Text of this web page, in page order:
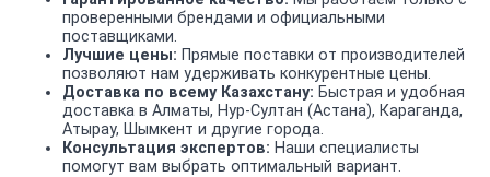
проверенными брендами и официальными
поставщиками.
Лучшие цены: Прямые поставки от производителей
позволяют нам удерживать конкурентные цены.
Доставка по всему Казахстану: Быстрая и удобная
доставка в Алматы, Нур-Султан (Астана), Караганда,
Атырау, Шымкент и другие города.
Консультация экспертов: Наши специалисты
помогут вам выбрать оптимальный вариант.